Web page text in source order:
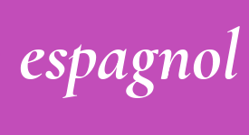
espagnol